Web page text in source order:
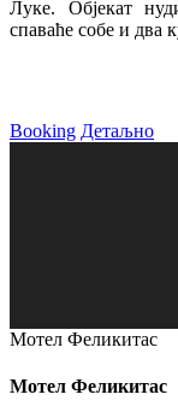
Луке. Објекат
спаваће собе и два
Booking Детаљно
Мотел Феликитас
Мотел Феликитас